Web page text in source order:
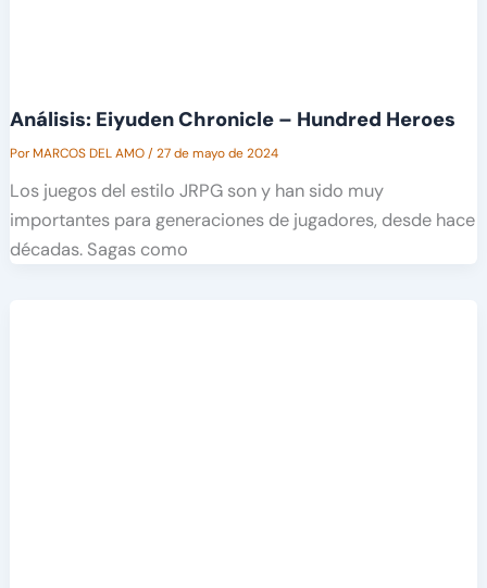
Análisis: Eiyuden Chronicle – Hundred Heroes
PorMARCOS DEL AMO/27 de mayo de 2024
Los juegos del estilo JRPG son y han sido muy
importantes para generaciones de jugadores, desde hace
décadas. Sagas como